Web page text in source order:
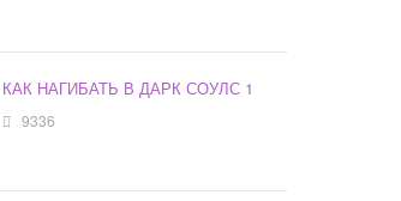
КАК НАГИБАТЬ В ДАРК СОУЛС 1
9336